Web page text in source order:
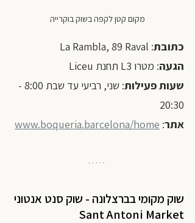
מקום קטן לקפה בשוק בוקרייה
כתובת: La Rambla, 89 Raval
הגעה: מטרו L3 תחנת Liceu
שעות פעילות
: שני, רביעי עד שבת 8:00 -
20:30
אתר:
www.boqueria.barcelona/home
שוק מקומי בברצלונה - שוק סנט אנטוני
Sant Antoni Market